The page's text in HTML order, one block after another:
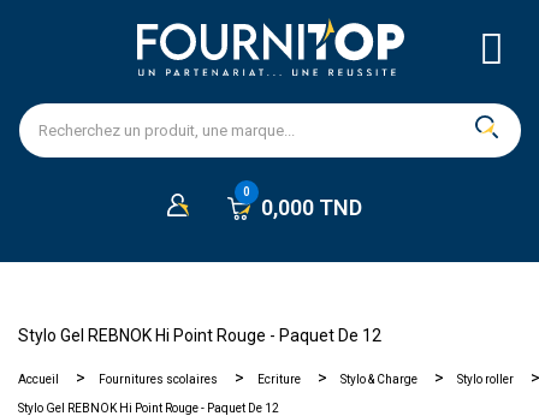
0,000 TND
Stylo Gel REBNOK Hi Point Rouge - Paquet De 12
Accueil Fournitures scolaires Ecriture Stylo & Charge Stylo roller
Stylo Gel REBNOK Hi Point Rouge - Paquet De 12